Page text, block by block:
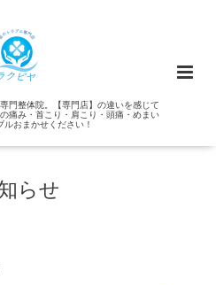
門整体院。【専門店】の違いを感じて
痛み・首こり・肩こり・頭痛・めまい
ルおまかせください！
らせ